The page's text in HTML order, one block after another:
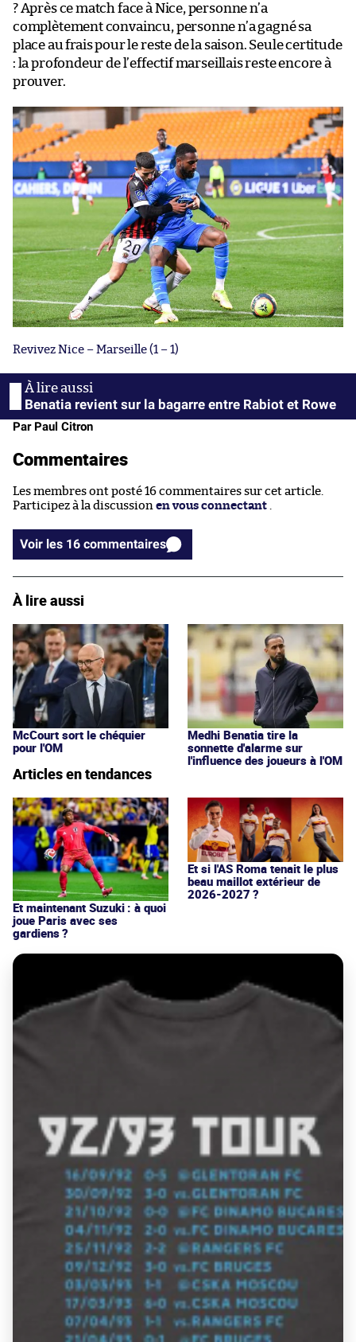
? Après ce match face à Nice, personne n’a
complètement convaincu, personne n’a gagné sa
place au frais pour le reste de la saison. Seule certitude
: la profondeur de l’effectif marseillais reste encore à
prouver.
Revivez Nice – Marseille (1 – 1)
Benatia revient sur la bagarre entre Rabiot et Rowe
Par Paul Citron
Commentaires
Les membres ont posté 16 commentaires sur cet article.
Participez à la discussion en vous connectant .
Voir les 16 commentaires
À lire aussi
McCourt sort le chéquier
pour l'OM
Medhi Benatia tire la
sonnette d'alarme sur
l'influence des joueurs à l'OM
Articles en tendances
Et maintenant Suzuki : à quoi
joue Paris avec ses
gardiens ?
Et si l'AS Roma tenait le plus
beau maillot extérieur de
2026-2027 ?